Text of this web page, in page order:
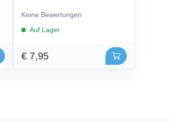
Keine Bewertungen
Auf Lager
€ 7,95